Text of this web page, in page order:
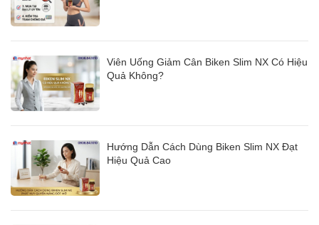
Viên Uống Giảm Cân Biken Slim NX Có Hiệu
Quả Không?
Hướng Dẫn Cách Dùng Biken Slim NX Đạt
Hiệu Quả Cao